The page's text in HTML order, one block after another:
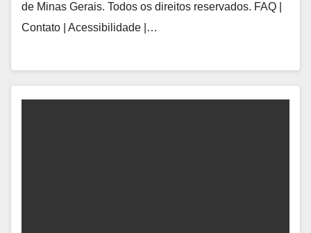
de Minas Gerais. Todos os direitos reservados. FAQ |
Contato | Acessibilidade |…